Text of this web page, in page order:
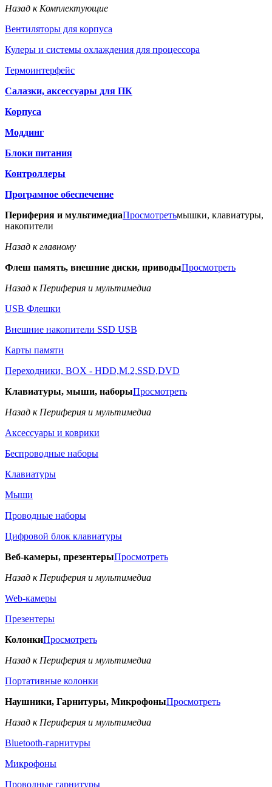
Назад к Комплектующие
Вентиляторы для корпуса
Кулеры и системы охлаждения для процессора
Термоинтерфейс
Салазки, аксессуары для ПК
Корпуса
Моддинг
Блоки питания
Контроллеры
Програмное обеспечение
Периферия и мультимедиаПросмотретьмышки, клавиатуры,
накопители
Назад к главному
Флеш память, внешние диски, приводыПросмотреть
Назад к Периферия и мультимедиа
USB Флешки
Внешние накопители SSD USB
Карты памяти
Переходники, BOX - HDD,M.2,SSD,DVD
Клавиатуры, мыши, наборыПросмотреть
Назад к Периферия и мультимедиа
Аксессуары и коврики
Беспроводные наборы
Клавиатуры
Мыши
Проводные наборы
Цифровой блок клавиатуры
Веб-камеры, презентерыПросмотреть
Назад к Периферия и мультимедиа
Web-камеры
Презентеры
КолонкиПросмотреть
Назад к Периферия и мультимедиа
Портативные колонки
Наушники, Гарнитуры, МикрофоныПросмотреть
Назад к Периферия и мультимедиа
Bluetooth-гарнитуры
Микрофоны
Проводные гарнитуры